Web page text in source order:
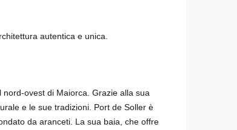
autentica e unica.
ovest di Maiorca. Grazie alla sua
e le sue tradizioni. Port de Soller è
da aranceti. La sua baia, che offre